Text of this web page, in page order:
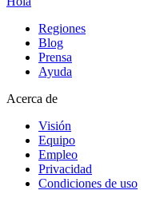
Regiones
Blog
Prensa
Ayuda
Acerca de
Visión
Equipo
Empleo
Privacidad
Condiciones de uso